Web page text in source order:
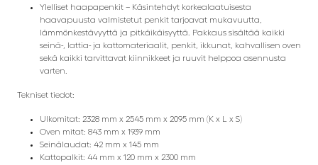
Ylelliset haapapenkit – Käsintehdyt korkealaatuisesta
haavapuusta valmistetut penkit tarjoavat mukavuutta,
lämmönkestävyyttä ja pitkäikäisyyttä. Pakkaus sisältää kaikki
seinä-, lattia- ja kattomateriaalit, penkit, ikkunat, kahvallisen oven
sekä kaikki tarvittavat kiinnikkeet ja ruuvit helppoa asennusta
varten.
Tekniset tiedot:
Ulkomitat: 2328 mm x 2545 mm x 2095 mm (K x L x S)
Oven mitat: 843 mm x 1939 mm
Seinälaudat: 42 mm x 145 mm
Kattopalkit: 44 mm x 120 mm x 2300 mm